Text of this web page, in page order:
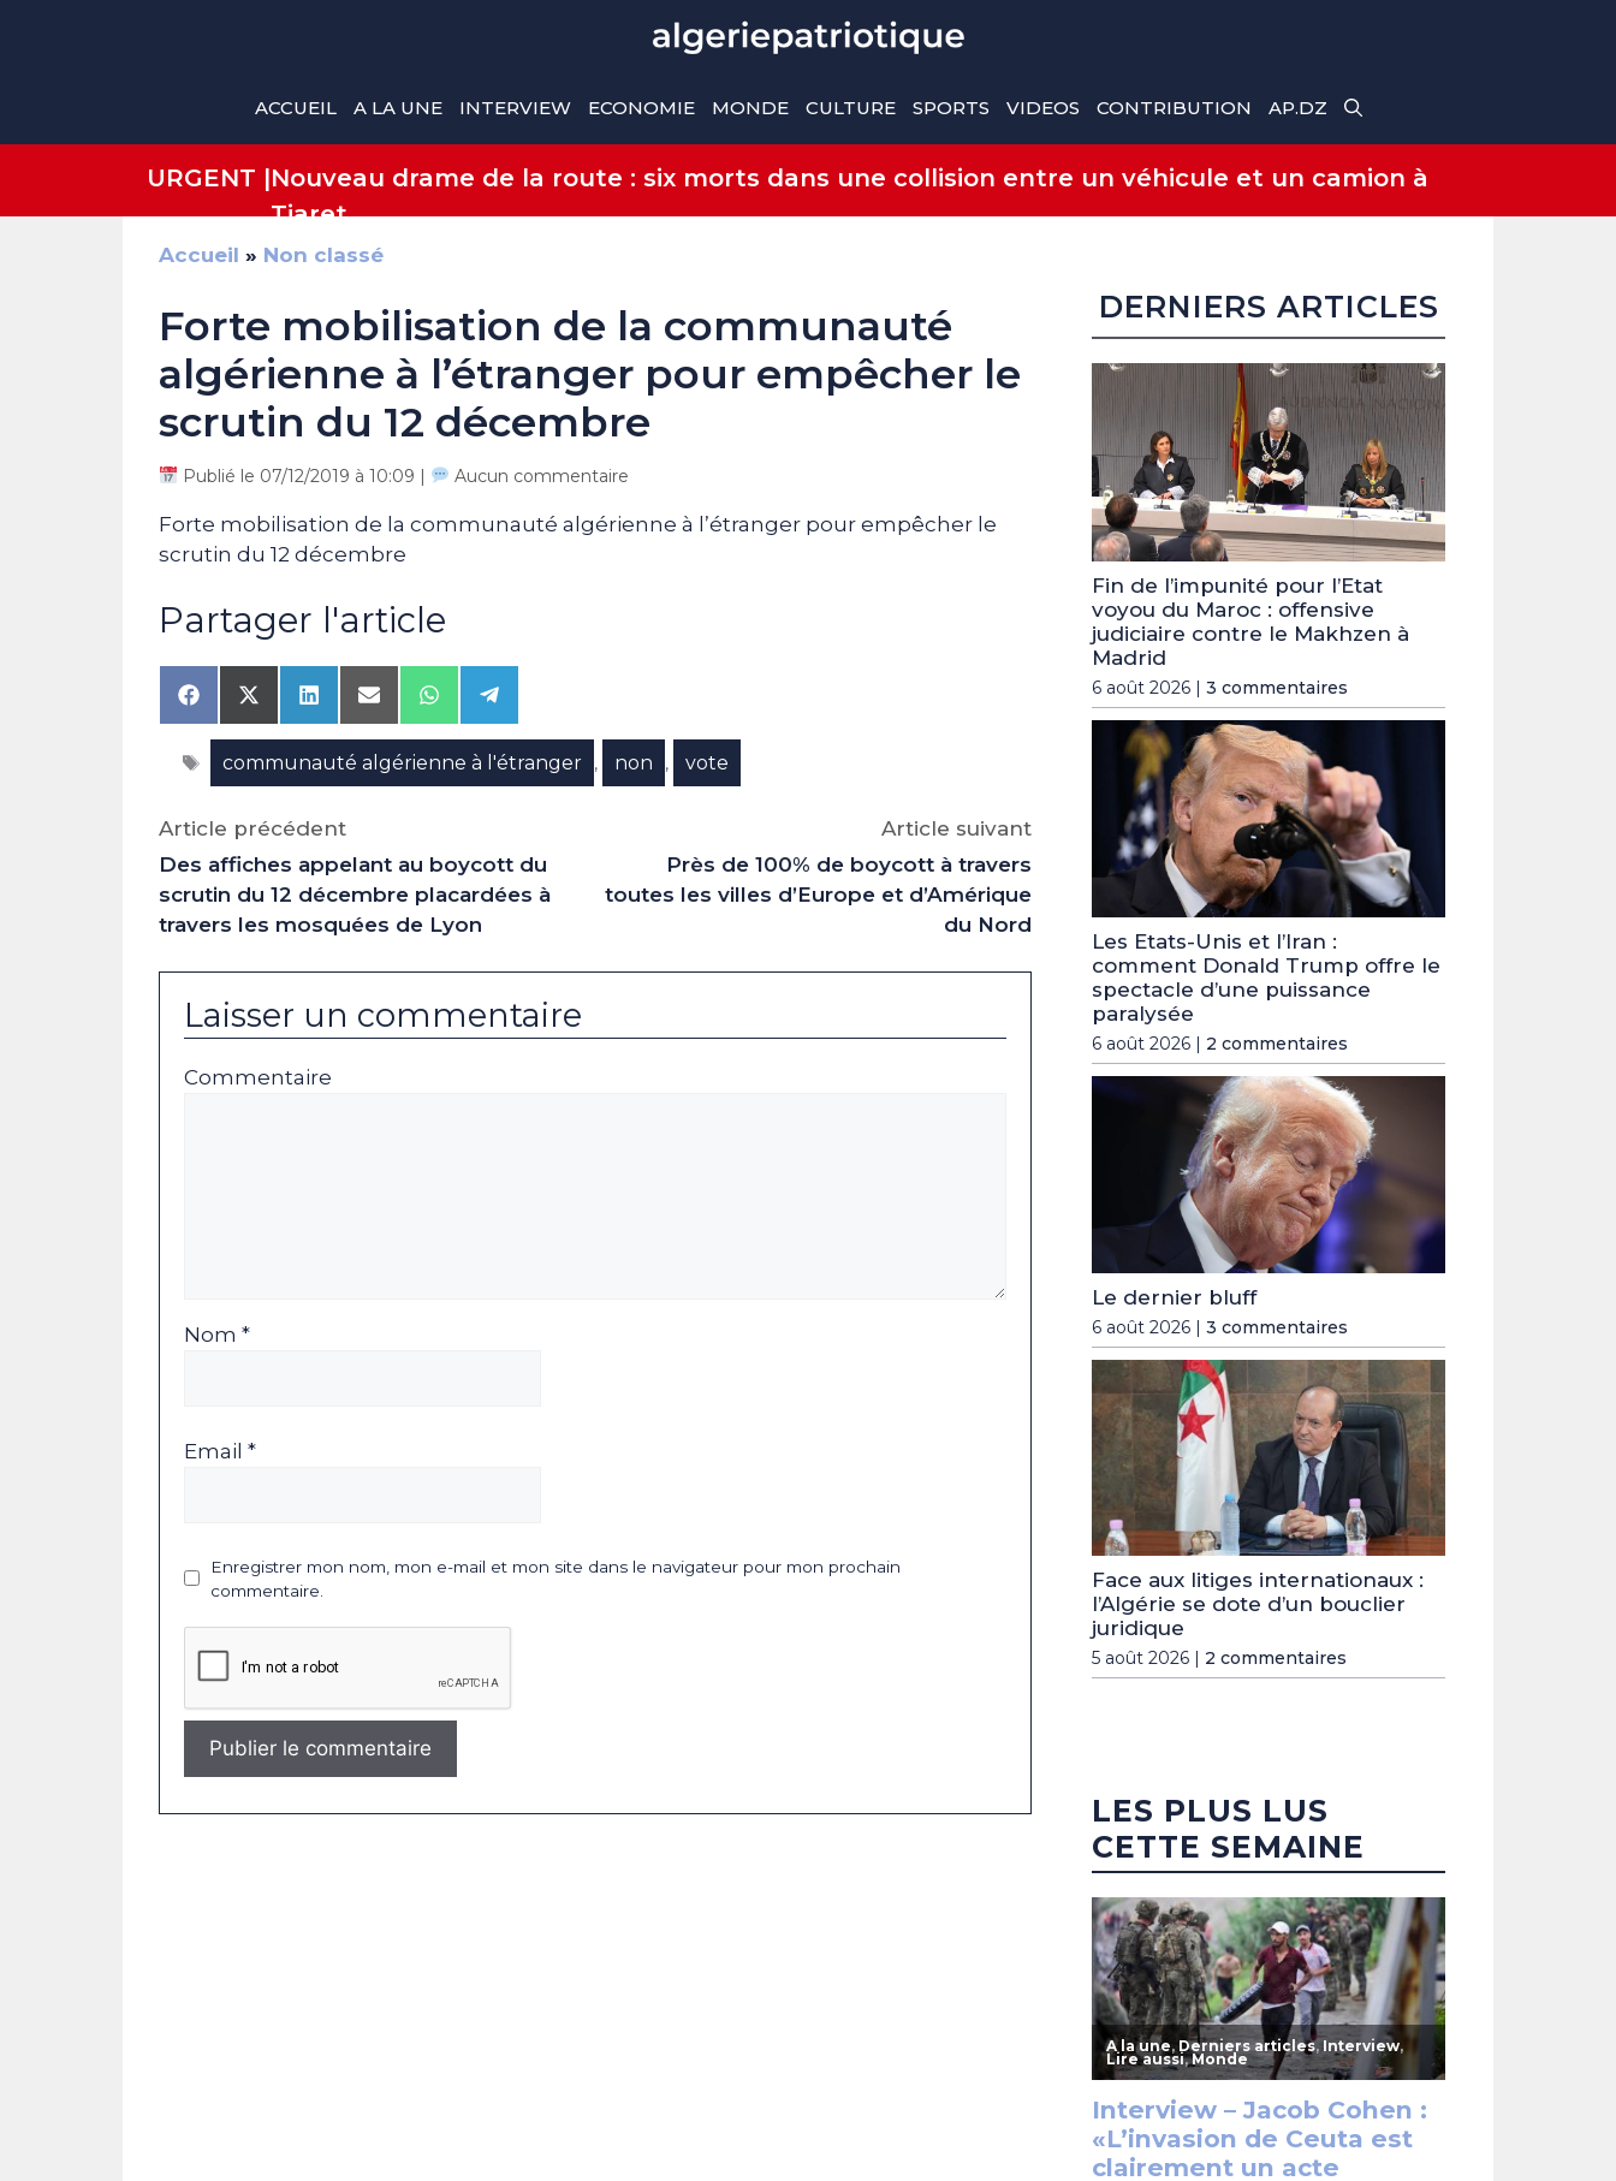
ACCUEIL A LA UNE INTERVIEW ECONOMIE MONDE CULTURE SPORTS VIDEOS CONTRIBUTION AP.DZ
URGENT |Nouveau drame de la route : six morts dans une collision entre un véhicule et un camion à
Tiaret
Accueil » Non classé
Forte mobilisation de la communauté
algérienne à l’étranger pour empêcher le
scrutin du 12 décembre
Publié le 07/12/2019 à 10:09 | Aucun commentaire
Forte mobilisation de la communauté algérienne à l’étranger pour empêcher le
scrutin du 12 décembre
Partager l'article
Share
on
Facebook
Share
on
X
(Twitter)
Share
on
LinkedIn
Share
on
Email
Share
on
WhatsApp
Share
on
Telegram
Étiquettes
communauté algérienne à l'étranger , non , vote
Article précédent
Des affiches appelant au boycott du
scrutin du 12 décembre placardées à
travers les mosquées de Lyon
Article suivant
Près de 100% de boycott à travers
toutes les villes d’Europe et d’Amérique
du Nord
Laisser un commentaire
Commentaire
Nom *
Email *
Enregistrer mon nom, mon e-mail et mon site dans le navigateur pour mon prochain
commentaire.
DERNIERS ARTICLES
Fin de l’impunité pour l’Etat
voyou du Maroc : offensive
judiciaire contre le Makhzen à
Madrid
6 août 2026 | 3 commentaires
Les Etats-Unis et l’Iran :
comment Donald Trump offre le
spectacle d’une puissance
paralysée
6 août 2026 | 2 commentaires
Le dernier bluff
6 août 2026 | 3 commentaires
Face aux litiges internationaux :
l’Algérie se dote d’un bouclier
juridique
5 août 2026 | 2 commentaires
LES PLUS LUS
CETTE SEMAINE